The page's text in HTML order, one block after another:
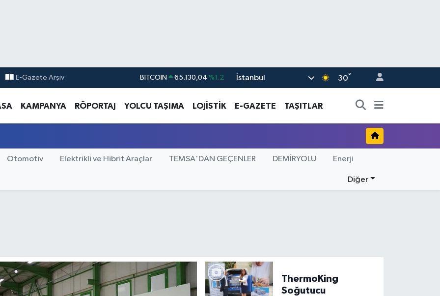
E-Gazete Arşiv BITCOIN 65.130,04 %1.2
GRAM ALTIN 6618.49 %2.12
İstanbul 30°
KAMPANYA RÖPORTAJ YOLCU TAŞIMA LOJİSTİK E-GAZETE TAŞITLAR
Otomotiv Elektrikli ve Hibrit Araçlar TEMSA'DAN GEÇENLER DEMİRYOLU Enerji
Diğer
ThermoKing
Soğutucu